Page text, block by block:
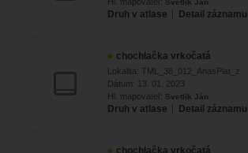
Svetlík Ján
Druh v atlase | Detail záznamu
chochlačka vrkočatá
Lokalita: TML_38_012_AnasPlat_z
Dátum: 13. 01. 2023
Hl. mapovateľ: Svetlík Ján
Druh v atlase | Detail záznamu
chochlačka vrkočatá